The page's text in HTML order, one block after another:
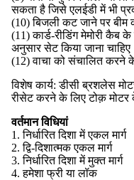
सकता है जिसे एलईडी में भी
(10) बिजली कट जाने पर बीम
(11) कार्ड-रीडिंग मेमोरी
अनुसार सेट किया जाना
(12) वाचा को संचालित करने
विशेष कार्य: डीसी ब्रशलेस
रीसेट करने के लिए टोक़ मोटर
वर्तमान विधियां
1. निर्धारित दिशा में एकल मार्ग
2. द्वि-दिशात्मक एकल मार्ग
3. निर्धारित दिशा में मुक्त मार्ग
4. हमेशा फ्री या लॉक